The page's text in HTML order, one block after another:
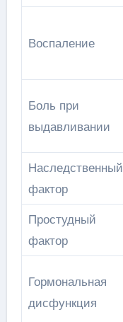
Воспаление
Боль при
выдавливании
Наследственный
фактор
Простудный
фактор
Гормональная
дисфункция